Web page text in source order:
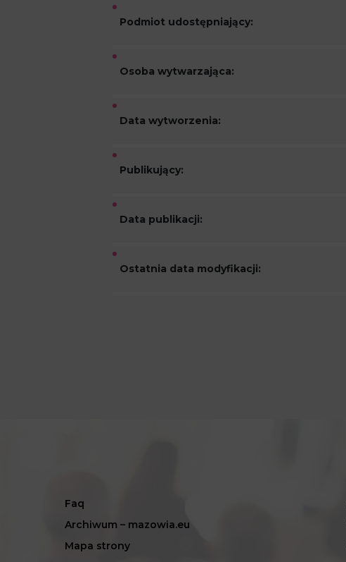
Podmiot udostępniający:
Osoba wytwarzająca:
Data wytworzenia:
Publikujący:
Data publikacji:
Ostatnia data modyfikacji:
Faq
Archiwum – mazowia.eu
Mapa strony